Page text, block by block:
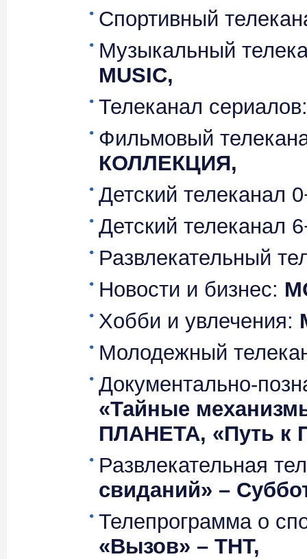
Спортивный
Музыкальный
MUSIC,
Телеканал
Фильмовый
КОЛЛЕКЦИЯ,
Детский телеканал
Детский телеканал
Развлекательный
Новости и бизнес:
Хобби и увлечения:
Молодежный
Документально-
«Тайные
ПЛАНЕТА, «Путь к
Развлекательная
свиданий» –
Телепрограмма о
«Вызов» – ТНТ,